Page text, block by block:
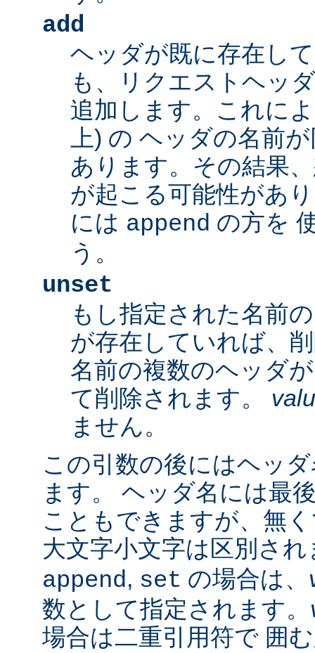
add
ヘッダが既に存在し
も、リクエストヘッ
追加します。これに
上) の ヘッダの名前
あります。その結果
が起こる可能性があ
には append の方を
う。
unset
もし指定された名前
が存在していれば、
名前の複数のヘッダ
て削除されます。
ません。
この引数の後にはヘッ
ます。 ヘッダ名には最
こともできますが、無
大文字小文字は区別さ
append, set の場合は、
数として指定されます。
場合は二重引用符で 囲